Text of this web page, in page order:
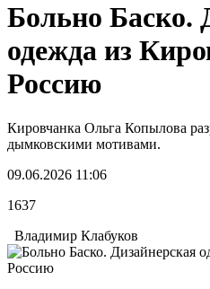
Больно Баско.
одежда из
Россию
Кировчанка Ольга Копылова
дымковскими мотивами.
09.06.2026 11:06
1637
Владимир Клабуков